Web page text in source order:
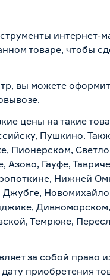
интернет-
товаре, чтобы
вы можете
.
цены на такие
Пушкино.
Пионерском,
Гауфе,
Нижней
Джубге,
Темрюке,
за собой право
приобретения